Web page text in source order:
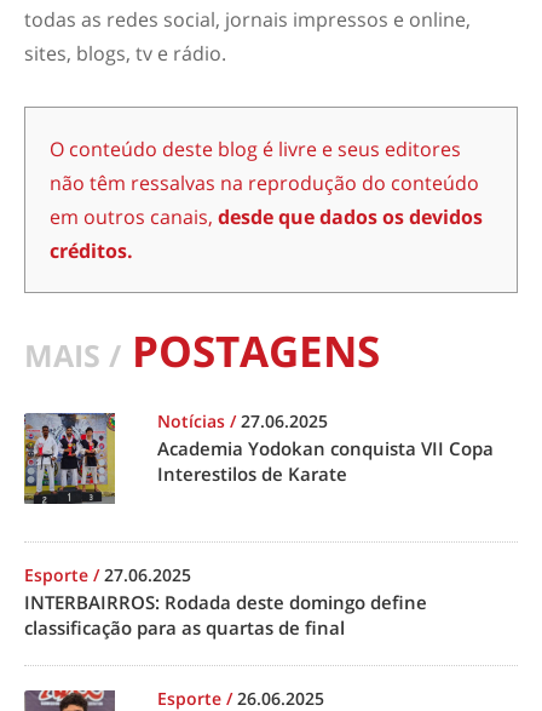
todas as redes social, jornais impressos e online,
sites, blogs, tv e rádio.
O conteúdo deste blog é livre e seus editores
não têm ressalvas na reprodução do conteúdo
em outros canais, desde que dados os devidos
créditos.
MAIS / POSTAGENS
Notícias /27.06.2025
Academia Yodokan conquista VII Copa
Interestilos de Karate
Esporte /27.06.2025
INTERBAIRROS: Rodada deste domingo define
classificação para as quartas de final
Esporte /26.06.2025